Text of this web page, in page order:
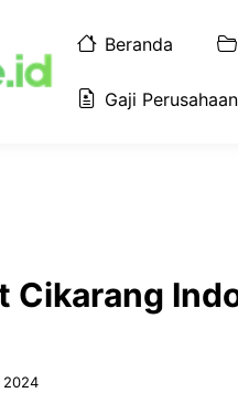
Beranda
Gaji Perusahaan
Cikarang
2024